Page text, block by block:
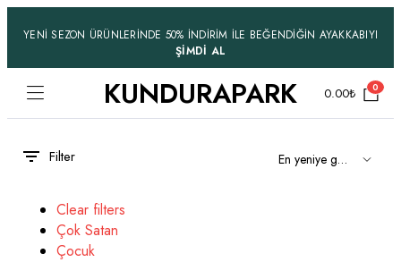
YENİ SEZON ÜRÜNLERİNDE 50% İNDİRİM İLE BEĞENDİĞİN AYAKKABIYI
ŞİMDİ AL
KUNDURAPARK 0.00₺ 0
Filter
Clear filters
Çok Satan
Çocuk